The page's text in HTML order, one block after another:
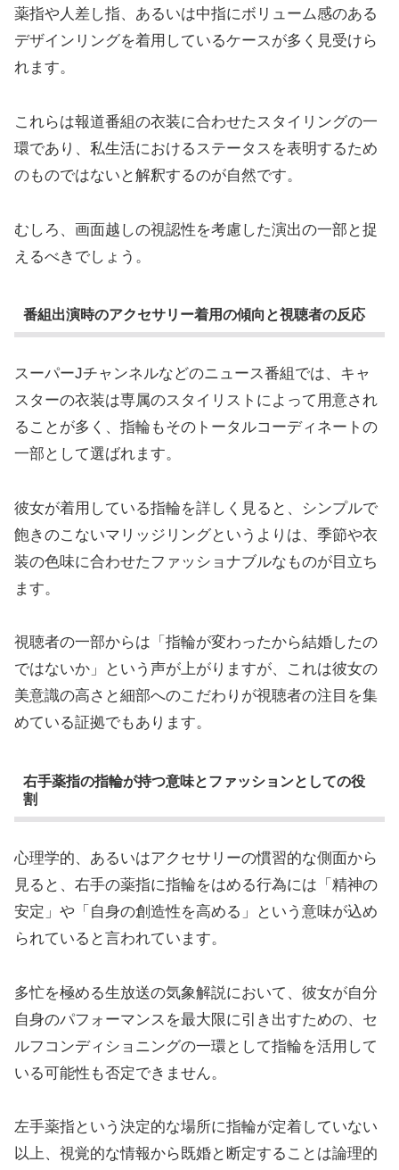
薬指や人差し指、あるいは中指にボリューム感のある
デザインリングを着用しているケースが多く見受けら
れます。
これらは報道番組の衣装に合わせたスタイリングの一
環であり、私生活におけるステータスを表明するため
のものではないと解釈するのが自然です。
むしろ、画面越しの視認性を考慮した演出の一部と捉
えるべきでしょう。
番組出演時のアクセサリー着用の傾向と視聴者の反応
スーパーJチャンネルなどのニュース番組では、キャ
スターの衣装は専属のスタイリストによって用意され
ることが多く、指輪もそのトータルコーディネートの
一部として選ばれます。
彼女が着用している指輪を詳しく見ると、シンプルで
飽きのこないマリッジリングというよりは、季節や衣
装の色味に合わせたファッショナブルなものが目立ち
ます。
視聴者の一部からは「指輪が変わったから結婚したの
ではないか」という声が上がりますが、これは彼女の
美意識の高さと細部へのこだわりが視聴者の注目を集
めている証拠でもあります。
右手薬指の指輪が持つ意味とファッションとしての役
割
心理学的、あるいはアクセサリーの慣習的な側面から
見ると、右手の薬指に指輪をはめる行為には「精神の
安定」や「自身の創造性を高める」という意味が込め
られていると言われています。
多忙を極める生放送の気象解説において、彼女が自分
自身のパフォーマンスを最大限に引き出すための、セ
ルフコンディショニングの一環として指輪を活用して
いる可能性も否定できません。
左手薬指という決定的な場所に指輪が定着していない
以上、視覚的な情報から既婚と断定することは論理的